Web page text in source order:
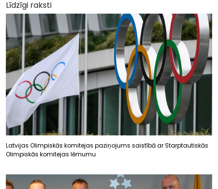
Līdzīgi raksti
Latvijas Olimpiskās komitejas paziņojums saistībā ar Starptautiskās
Olimpiskās komitejas lēmumu